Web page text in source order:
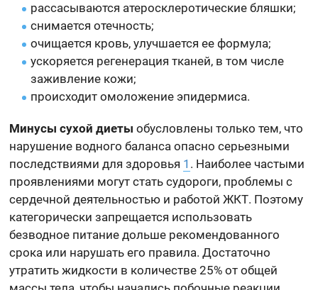
рассасываются атеросклеротические бляшки;
снимается отечность;
очищается кровь, улучшается ее формула;
ускоряется регенерация тканей, в том числе
заживление кожи;
происходит омоложение эпидермиса.
Минусы сухой диеты обусловлены только тем, что
нарушение водного баланса опасно серьезными
последствиями для здоровья 1 . Наиболее частыми
проявлениями могут стать судороги, проблемы с
сердечной деятельностью и работой ЖКТ. Поэтому
категорически запрещается использовать
безводное питание дольше рекомендованного
срока или нарушать его правила. Достаточно
утратить жидкости в количестве 25% от общей